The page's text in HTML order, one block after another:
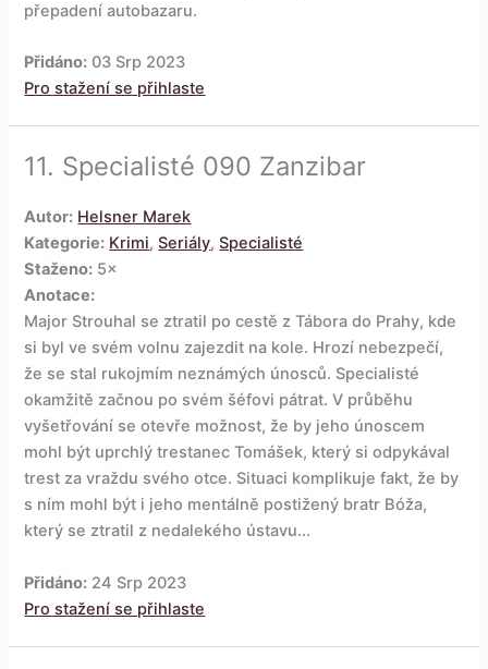
přepadení autobazaru.
Přidáno: 03 Srp 2023
Pro stažení se přihlaste
11. Specialisté 090 Zanzibar
Autor: Helsner Marek
Kategorie: Krimi,Seriály,Specialisté
Staženo: 5×
Anotace:
Major Strouhal se ztratil po cestě z Tábora do Prahy, kde
si byl ve svém volnu zajezdit na kole. Hrozí nebezpečí,
že se stal rukojmím neznámých únosců. Specialisté
okamžitě začnou po svém šéfovi pátrat. V průběhu
vyšetřování se otevře možnost, že by jeho únoscem
mohl být uprchlý trestanec Tomášek, který si odpykával
trest za vraždu svého otce. Situaci komplikuje fakt, že by
s ním mohl být i jeho mentálně postižený bratr Bóža,
který se ztratil z nedalekého ústavu...
Přidáno: 24 Srp 2023
Pro stažení se přihlaste